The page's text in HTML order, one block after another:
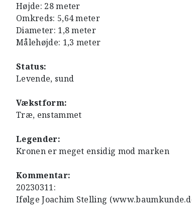
Højde: 28 meter
Omkreds: 5,64 meter
Diameter: 1,8 meter
Målehøjde: 1,3 meter
Status:
Levende, sund
Vækstform:
Træ, enstammet
Legender:
Kronen er meget ensidig mod marken
Kommentar:
20230311:
Ifølge Joachim Stelling